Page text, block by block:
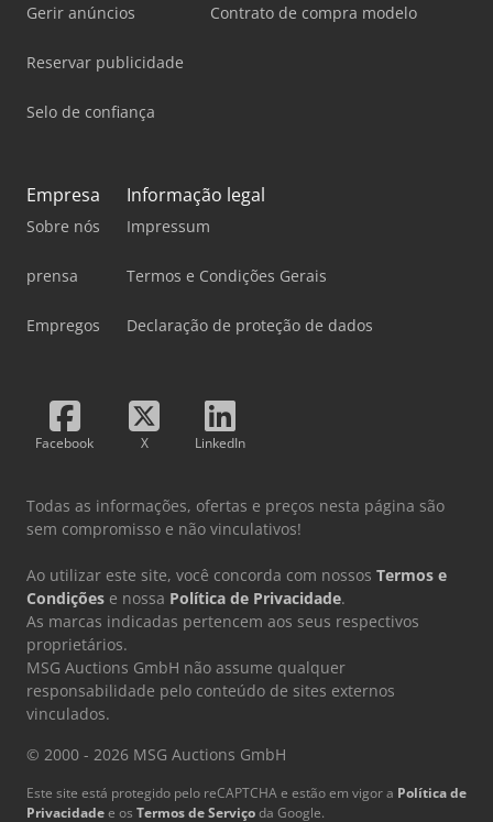
Gerir anúncios
Reservar publicidade
Selo de confiança
Contrato de compra modelo
Empresa
Sobre nós
prensa
Empregos
Informação legal
Impressum
Termos e Condições Gerais
Declaração de proteção de dados
Facebook X LinkedIn
Todas as informações, ofertas e preços nesta página são
sem compromisso e não vinculativos!
Ao utilizar este site, você concorda com nossos Termos e
Condições e nossa Política de Privacidade.
As marcas indicadas pertencem aos seus respectivos
proprietários.
MSG Auctions GmbH não assume qualquer
responsabilidade pelo conteúdo de sites externos
vinculados.
© 2000 - 2026 MSG Auctions GmbH
Este site está protegido pelo reCAPTCHA e estão em vigor a Política de
Privacidadee os Termos de Serviçoda Google.